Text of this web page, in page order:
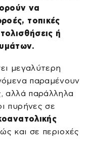
να
τοπικές
ή
μεγαλύτερη
παραμένουν
αλλά παράλληλα
πυρήνες σε
και σε περιοχές